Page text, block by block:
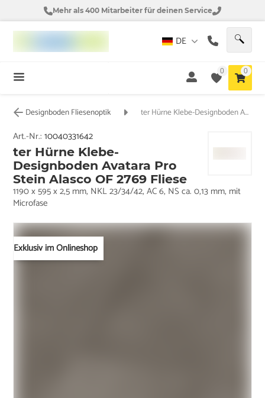
Mehr als 400 Mitarbeiter für deinen Service
DE
0 0
Designboden Fliesenoptik ter Hürne Klebe-Designboden Avatara Pro Stein Alasco OF 2769 Fliese
Exklusiv im Onlineshop
Art.-Nr.:10040331642
ter Hürne Klebe-
Designboden Avatara Pro
Stein Alasco OF 2769 Fliese
1190 x 595 x 2,5 mm, NKL 23/34/42, AC 6, NS ca. 0,13 mm, mit
Microfase